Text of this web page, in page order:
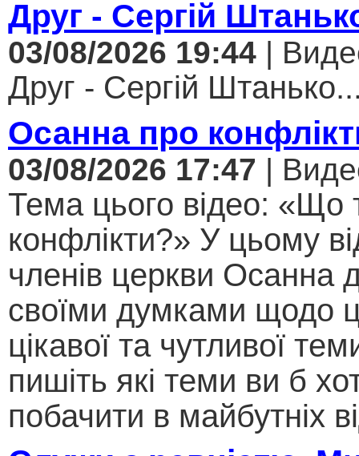
Друг - Сергій
03/08/2026 19:44 |
Друг - Сергій
Осанна про
03/08/2026 17:47 |
Тема цього відео: «Що
конфлікти?» У цьому
членів церкви Осанна
своїми думками щодо
цікавої та чутливої
пишіть які теми ви б
побачити в майбутніх